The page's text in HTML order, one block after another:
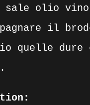
sale olio
il
quelle dure